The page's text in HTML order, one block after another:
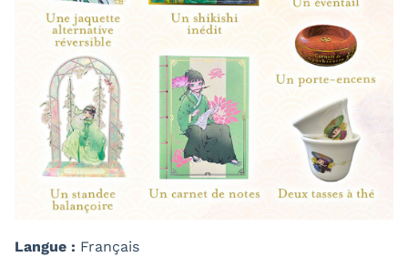
Langue : Français